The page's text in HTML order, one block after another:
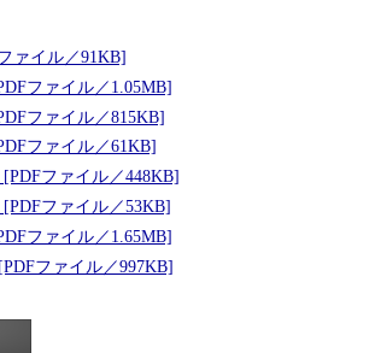
ァイル／91KB]
ファイル／1.05MB]
ファイル／815KB]
ファイル／61KB]
ファイル／448KB]
ファイル／53KB]
ファイル／1.65MB]
ファイル／997KB]